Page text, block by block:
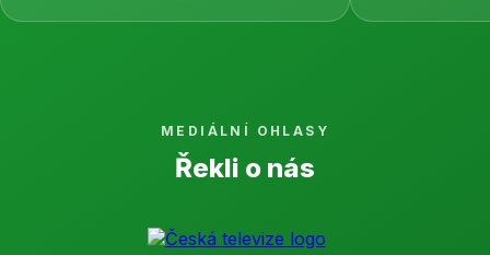
MEDIÁLNÍ OHLASY
Řekli o nás